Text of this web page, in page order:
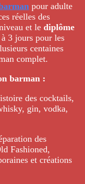
pour adulte
réelles des
et le diplôme
3 jours pour les
centaines
complet.
barman :
des cocktails,
gin, vodka,
des
Fashioned,
et créations